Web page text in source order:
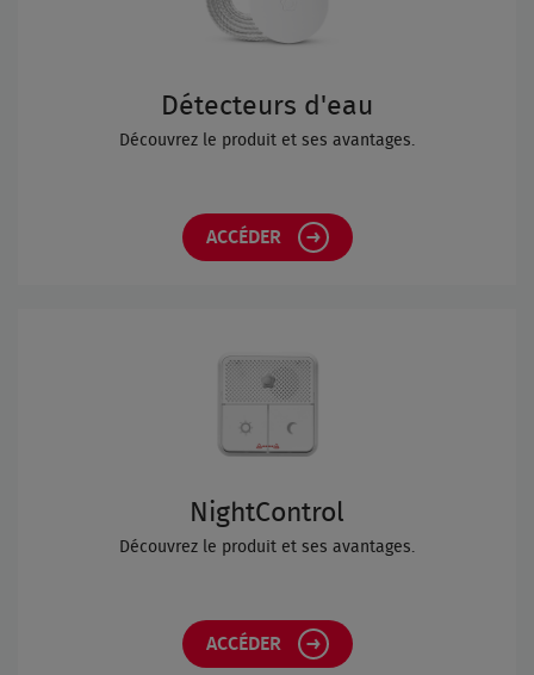
Détecteurs d'eau
Découvrez le produit et ses avantages.
ACCÉDER
NightControl
Découvrez le produit et ses avantages.
ACCÉDER